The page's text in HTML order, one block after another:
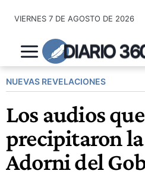
contenido
VIERNES 7 DE AGOSTO DE 2026
DIARIO
NUEVAS REVELACIONES
Los audios que
precipitaron
Adorni del